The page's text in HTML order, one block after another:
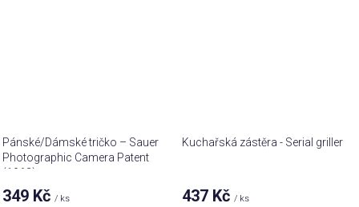
Pánské/Dámské tričko – Sauer
Photographic Camera Patent
(1962)
349 Kč / ks
Kuchařská zástěra - Serial griller
437 Kč / ks